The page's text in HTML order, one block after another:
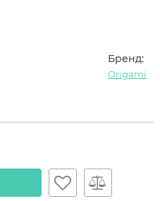
Бренд:
Origami